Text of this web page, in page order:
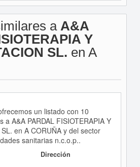
a A&A
Y
SL. en A
un listado con 10
a A&A PARDAL FISIOTERAPIA Y
en A CORUÑA y del sector
sanitarias n.c.o.p..
Dirección